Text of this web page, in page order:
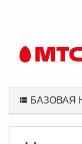
БАЗОВАЯ